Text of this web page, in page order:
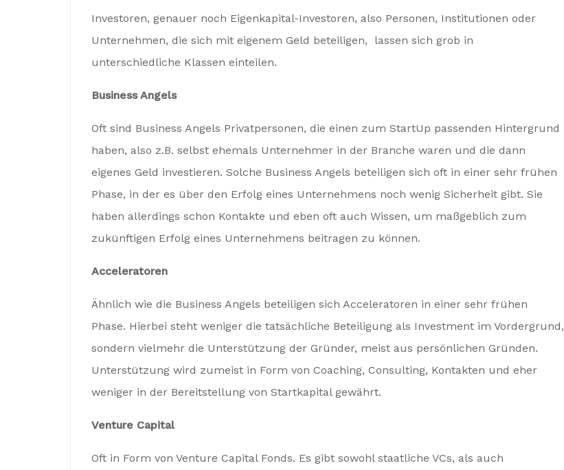
Investoren, genauer noch Eigenkapital-Investoren, also Personen, Institutionen oder
Unternehmen, die sich mit eigenem Geld beteiligen, lassen sich grob in
unterschiedliche Klassen einteilen.
Business Angels
Oft sind Business Angels Privatpersonen, die einen zum StartUp passenden Hintergrund
haben, also z.B. selbst ehemals Unternehmer in der Branche waren und die dann
eigenes Geld investieren. Solche Business Angels beteiligen sich oft in einer sehr frühen
Phase, in der es über den Erfolg eines Unternehmens noch wenig Sicherheit gibt. Sie
haben allerdings schon Kontakte und eben oft auch Wissen, um maßgeblich zum
zukünftigen Erfolg eines Unternehmens beitragen zu können.
Acceleratoren
Ähnlich wie die Business Angels beteiligen sich Acceleratoren in einer sehr frühen
Phase. Hierbei steht weniger die tatsächliche Beteiligung als Investment im Vordergrund,
sondern vielmehr die Unterstützung der Gründer, meist aus persönlichen Gründen.
Unterstützung wird zumeist in Form von Coaching, Consulting, Kontakten und eher
weniger in der Bereitstellung von Startkapital gewährt.
Venture Capital
Oft in Form von Venture Capital Fonds. Es gibt sowohl staatliche VCs, als auch